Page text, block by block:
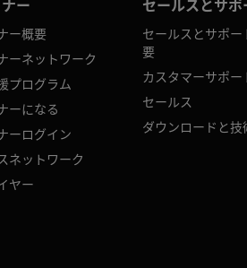
ー
ー概要
ーネットワーク
プログラム
ーになる
ーログイン
ネットワーク
ヤー
セールスとサポ
セールスとサポー
要
カスタマーサポー
セールス
ダウンロードと技